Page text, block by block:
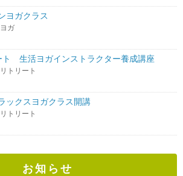
ヨガクラス
ガ
ト 生活ヨガインストラクター養成講座
トリート
ックスヨガクラス開講
トリート
お知らせ